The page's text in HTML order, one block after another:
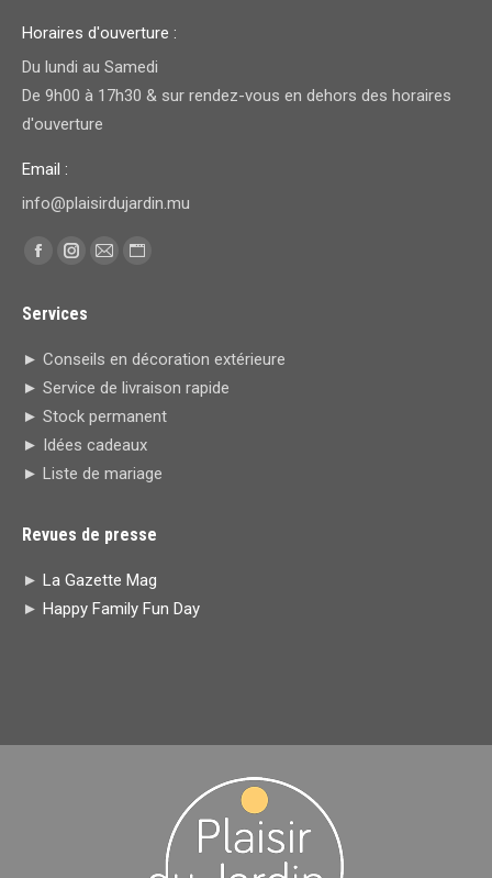
Horaires d'ouverture :
Du lundi au Samedi
De 9h00 à 17h30 & sur rendez-vous en dehors des horaires
d'ouverture
Email :
info@plaisirdujardin.mu
Trouvez nous sur :
Facebook
opens
in
new
window
Instagram
opens
new
window
E-
opens
in
window
Site
opens
Services
► Conseils en décoration extérieure
► Service de livraison rapide
► Stock permanent
► Idées cadeaux
► Liste de mariage
Revues de presse
► La Gazette Mag
► Happy Family Fun Day